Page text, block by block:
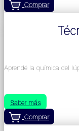
Comprar
Aprendé la química del
Saber más
Comprar